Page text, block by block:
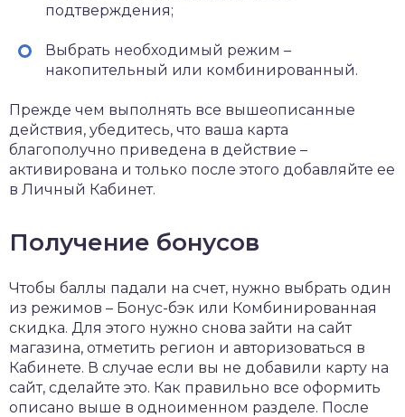
подтверждения;
Выбрать необходимый режим –
накопительный или комбинированный.
Прежде чем выполнять все вышеописанные
действия, убедитесь, что ваша карта
благополучно приведена в действие –
активирована и только после этого добавляйте ее
в Личный Кабинет.
Получение бонусов
Чтобы баллы падали на счет, нужно выбрать один
из режимов – Бонус-бэк или Комбинированная
скидка. Для этого нужно снова зайти на сайт
магазина, отметить регион и авторизоваться в
Кабинете. В случае если вы не добавили карту на
сайт, сделайте это. Как правильно все оформить
описано выше в одноименном разделе. После